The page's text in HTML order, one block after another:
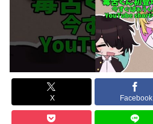
X Facebook